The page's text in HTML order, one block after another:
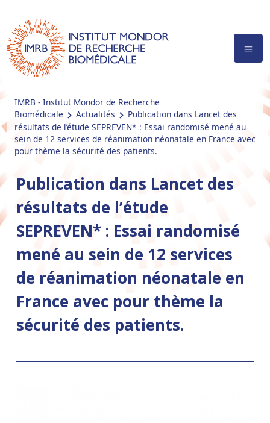
IMRB - Institut Mondor de Recherche
Biomédicale
Actualités
Publication dans Lancet des
résultats de l’étude SEPREVEN* : Essai randomisé mené au
sein de 12 services de réanimation néonatale en France avec
pour thème la sécurité des patients.
Publication dans Lancet des
résultats de l’étude
SEPREVEN* : Essai randomisé
mené au sein de 12 services
de réanimation néonatale en
France avec pour thème la
sécurité des patients.